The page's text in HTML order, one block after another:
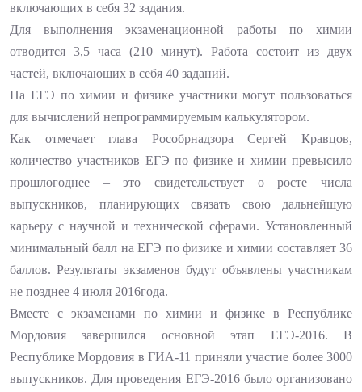
включающих в себя 32 задания.
Для выполнения экзаменационной работы по химии
отводится 3,5 часа (210 минут). Работа состоит из двух
частей, включающих в себя 40 заданий.
На ЕГЭ по химии и физике участники могут пользоваться
для вычислений непрограммируемым калькулятором.
Как отмечает глава Рособрнадзора Сергей Кравцов,
количество участников ЕГЭ по физике и химии превысило
прошлогоднее – это свидетельствует о росте числа
выпускников, планирующих связать свою дальнейшую
карьеру с научной и технической сферами. Установленный
минимальный балл на ЕГЭ по физике и химии составляет 36
баллов. Результаты экзаменов будут объявлены участникам
не позднее 4 июля 2016года.
Вместе с экзаменами по химии и физике в Республике
Мордовия завершился основной этап ЕГЭ-2016. В
Республике Мордовия в ГИА-11 приняли участие более 3000
выпускников. Для проведения ЕГЭ-2016 было организовано